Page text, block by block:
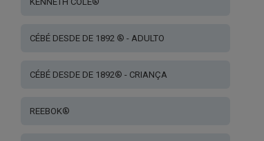
CÉBÉ DESDE DE 1892 ® - ADULTO
CÉBÉ DESDE DE 1892® - CRIANÇA
REEBOK®